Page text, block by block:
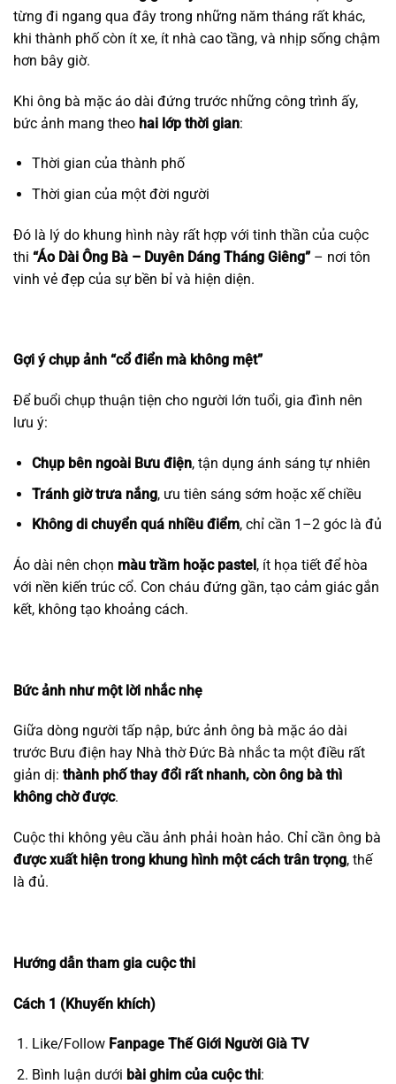
từng đi ngang qua đây trong những năm tháng rất khác,
khi thành phố còn ít xe, ít nhà cao tầng, và nhịp sống chậm
hơn bây giờ.
Khi ông bà mặc áo dài đứng trước những công trình ấy,
bức ảnh mang theo hai lớp thời gian:
Thời gian của thành phố
Thời gian của một đời người
Đó là lý do khung hình này rất hợp với tinh thần của cuộc
thi “Áo Dài Ông Bà – Duyên Dáng Tháng Giêng” – nơi tôn
vinh vẻ đẹp của sự bền bỉ và hiện diện.
Gợi ý chụp ảnh “cổ điển mà không mệt”
Để buổi chụp thuận tiện cho người lớn tuổi, gia đình nên
lưu ý:
Chụp bên ngoài Bưu điện, tận dụng ánh sáng tự nhiên
Tránh giờ trưa nắng, ưu tiên sáng sớm hoặc xế chiều
Không di chuyển quá nhiều điểm, chỉ cần 1–2 góc là đủ
Áo dài nên chọn màu trầm hoặc pastel, ít họa tiết để hòa
với nền kiến trúc cổ. Con cháu đứng gần, tạo cảm giác gắn
kết, không tạo khoảng cách.
Bức ảnh như một lời nhắc nhẹ
Giữa dòng người tấp nập, bức ảnh ông bà mặc áo dài
trước Bưu điện hay Nhà thờ Đức Bà nhắc ta một điều rất
giản dị: thành phố thay đổi rất nhanh, còn ông bà thì
không chờ được.
Cuộc thi không yêu cầu ảnh phải hoàn hảo. Chỉ cần ông bà
được xuất hiện trong khung hình một cách trân trọng, thế
là đủ.
Hướng dẫn tham gia cuộc thi
Cách 1 (Khuyến khích)
Like/Follow Fanpage Thế Giới Người Già TV
Bình luận dưới bài ghim của cuộc thi: